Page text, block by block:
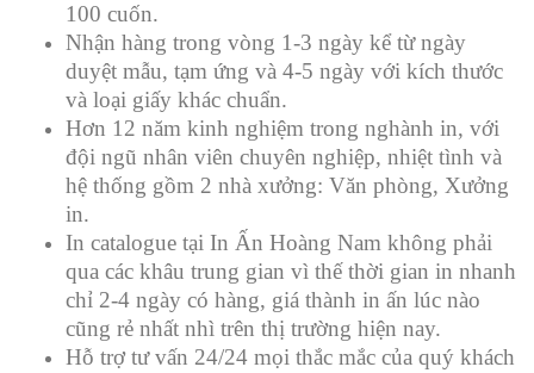
100 cuốn.
Nhận hàng trong vòng 1-3 ngày kể từ ngày
duyệt mẫu, tạm ứng và 4-5 ngày với kích thước
và loại giấy khác chuẩn.
Hơn 12 năm kinh nghiệm trong nghành in, với
đội ngũ nhân viên chuyên nghiệp, nhiệt tình và
hệ thống gồm 2 nhà xưởng: Văn phòng, Xưởng
in.
In catalogue tại In Ấn Hoàng Nam không phải
qua các khâu trung gian vì thế thời gian in nhanh
chỉ 2-4 ngày có hàng, giá thành in ấn lúc nào
cũng rẻ nhất nhì trên thị trường hiện nay.
Hỗ trợ tư vấn 24/24 mọi thắc mắc của quý khách